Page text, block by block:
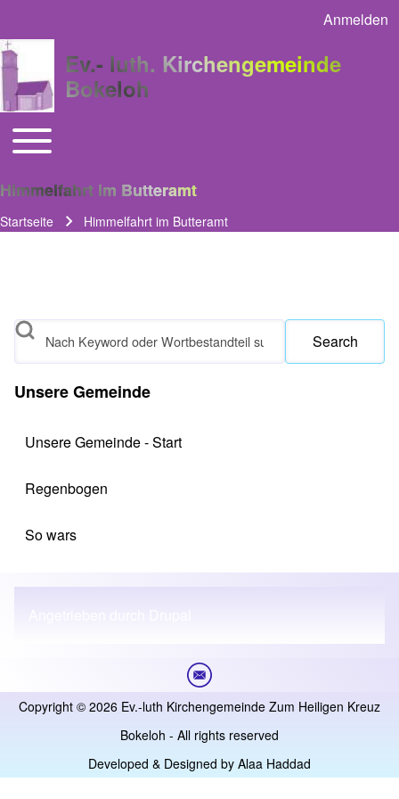
User
Anmelden
Ev.- luth. Kirchengemeinde
Bokeloh
Main navigation
Toggle main menu
Himmelfahrt im Butteramt
Pfadnavigation
Startseite Himmelfahrt im Butteramt
Search
Unsere Gemeinde
Unsere Gemeinde - Start
Regenbogen
So wars
Copyright © 2026 Ev.-luth Kirchengemeinde Zum Heiligen Kreuz
Bokeloh - All rights reserved
Developed & Designed by Alaa Haddad